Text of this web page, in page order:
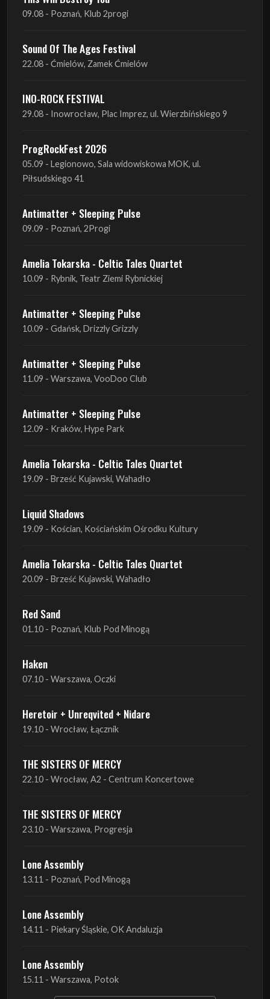
22.08 - Ćmielów, Zamek Ćmielów
INO-ROCK FESTIVAL
29.08 - Inowrocław, Plac Imprez, ul. Wierzbińskiego 9
ProgRockFest 2026
Antimatter + Sleeping Pulse
09.09 - Poznań, 2Progi
Amelia Tokarska - Celtic Tales Quartet
10.09 - Rybnik, Teatr Ziemi Rybnickiej
Antimatter + Sleeping Pulse
Antimatter + Sleeping Pulse
11.09 - Warszawa, VooDoo Club
Antimatter + Sleeping Pulse
12.09 - Kraków, Hype Park
Amelia Tokarska - Celtic Tales Quartet
19.09 - Brześć Kujawski, Wahadło
Liquid Shadows
19.09 - Kościan, Kościańskim Ośrodku Kultury
Amelia Tokarska - Celtic Tales Quartet
20.09 - Brześć Kujawski, Wahadło
Red Sand
Haken
Heretoir + Unreqvited + Nidare
THE SISTERS OF MERCY
22.10 - Wrocław, A2 - Centrum Koncertowe
THE SISTERS OF MERCY
Lone Assembly
Lone Assembly
14.11 - Piekary Śląskie, OK Andaluzja
Lone Assembly
15.11 - Warszawa, Potok